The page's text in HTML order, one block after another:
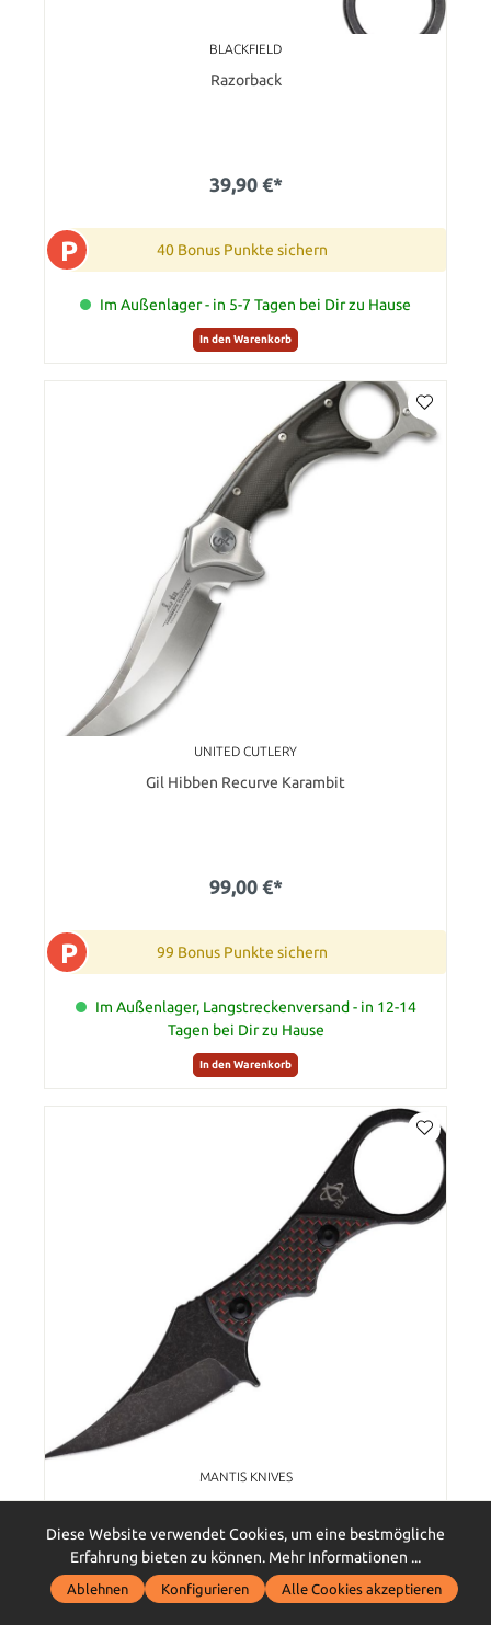
BLACKFIELD
Razorback
39,90 €*
P 40 Bonus Punkte sichern
Im Außenlager - in 5-7 Tagen bei Dir zu Hause
In den Warenkorb
UNITED CUTLERY
Gil Hibben Recurve Karambit
99,00 €*
P 99 Bonus Punkte sichern
Im Außenlager, Langstreckenversand - in 12-14
Tagen bei Dir zu Hause
In den Warenkorb
MANTIS KNIVES
Carbongriff
Diese Website verwendet Cookies, um eine bestmögliche
Erfahrung bieten zu können. Mehr Informationen ...
Ablehnen Konfigurieren Alle Cookies akzeptieren